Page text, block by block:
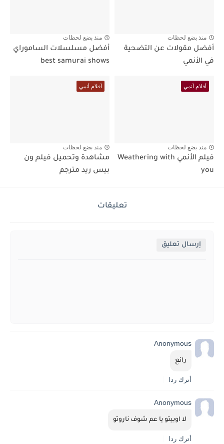
منذ بضع لحظات
أفضل مقولات عن التضحية
في الأنمي
منذ بضع لحظات
أفضل مسلسلات الساموراي
best samurai shows
أفلام أنمي
منذ بضع لحظات
فيلم الأنمي Weathering with
you
أفلام أنمي
منذ بضع لحظات
مشاهدة وتحميل فيلم ون
بيس ريد مترجم
تعليقات
إرسال تعليق
Anonymous
رائع
أترك ردا
Anonymous
لا اوبيتو يا عم شوف ناروتو
أترك ردا